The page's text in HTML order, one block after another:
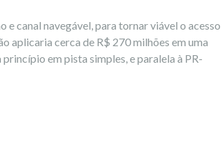
canal navegável, para tornar viável o acesso
aplicaria cerca de R$ 270 milhões em uma
em pista simples, e paralela à PR-